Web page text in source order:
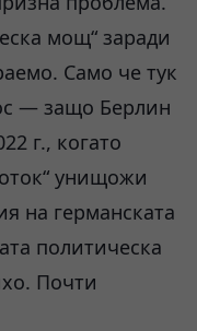
мощ“ заради
Само че тук
— защо Берлин
г., когато
унищожи
на германската
политическа
Почти